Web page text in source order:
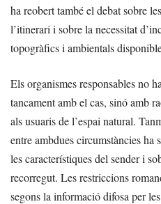
ha reobert també el debat sobre
l’itinerari i sobre la necessitat
topogràfics i ambientals
Els organismes responsables no
tancament amb el cas, sinó amb
als usuaris de l’espai natural.
entre ambdues circumstàncies ha
les característiques del sender i
recorregut. Les restriccions
segons la informació difosa per